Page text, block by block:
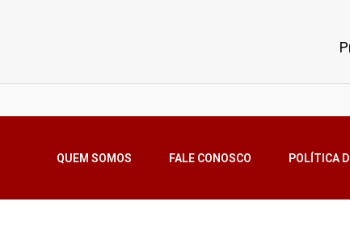
QUEM SOMOS FALE CONOSCO POLÍTICA